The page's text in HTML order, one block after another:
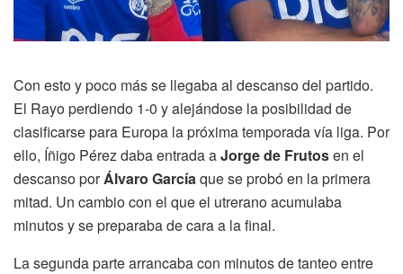
Con esto y poco más se llegaba al descanso del partido.
El Rayo perdiendo 1-0 y alejándose la posibilidad de
clasificarse para Europa la próxima temporada vía liga. Por
ello, Íñigo Pérez daba entrada aJorge de Frutosen el
descanso porÁlvaro Garcíaque se probó en la primera
mitad. Un cambio con el que el utrerano acumulaba
minutos y se preparaba de cara a la final.
La segunda parte arrancaba con minutos de tanteo entre